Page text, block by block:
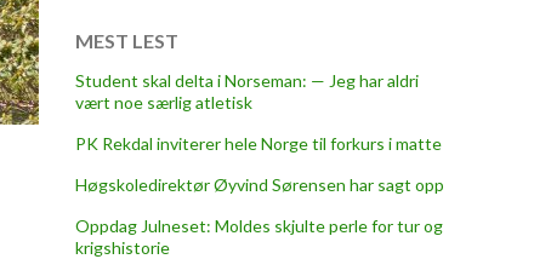
MEST LEST
Student skal delta i Norseman: — Jeg har aldri
vært noe særlig atletisk
PK Rekdal inviterer hele Norge til forkurs i matte
Høgskoledirektør Øyvind Sørensen har sagt opp
Oppdag Julneset: Moldes skjulte perle for tur og
krigshistorie